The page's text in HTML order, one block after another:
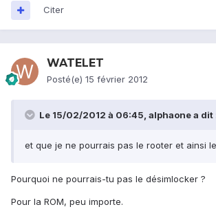
Citer
WATELET
Posté(e) 15 février 2012
Le 15/02/2012 à 06:45, alphaone a dit
et que je ne pourrais pas le rooter et ainsi
Pourquoi ne pourrais-tu pas le désimlocker ?
Pour la ROM, peu importe.